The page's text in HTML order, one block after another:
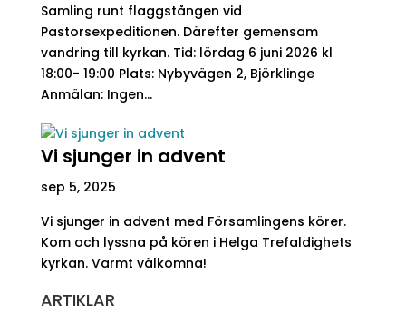
Samling runt flaggstången vid
Pastorsexpeditionen. Därefter gemensam
vandring till kyrkan. Tid: lördag 6 juni 2026 kl
18:00- 19:00 Plats: Nybyvägen 2, Björklinge
Anmälan: Ingen...
Vi sjunger in advent
sep 5, 2025
Vi sjunger in advent med Församlingens körer.
Kom och lyssna på kören i Helga Trefaldighets
kyrkan. Varmt välkomna!
ARTIKLAR